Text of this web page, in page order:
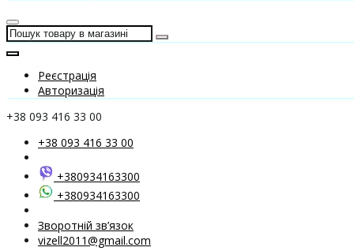
Реєстрація
Авторизація
+38 093 416 33 00
+38 093 416 33 00
+380934163300
+380934163300
Зворотній зв’язок
vizell2011@gmail.com